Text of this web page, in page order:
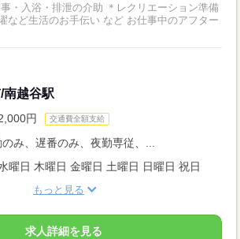
事・入浴・排泄の介助 ＊レクリエーション準備
のお手伝い など お仕事中のアフター
南越谷駅
円 交通費全額支給
み、遅番のみ、夜勤専従、...
曜日 木曜日 金曜日 土曜日 日曜日 祝日
もっと見る
求人詳細を見る